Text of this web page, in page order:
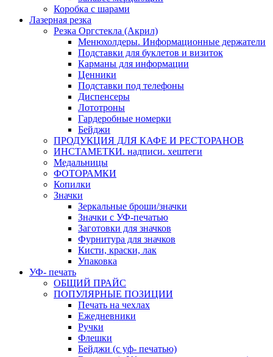
Коробка с шарами
Лазерная резка
Резка Оргстекла (Акрил)
Менюхолдеры. Информационные держатели
Подставки для буклетов и визиток
Карманы для информации
Ценники
Подставки под телефоны
Диспенсеры
Лототроны
Гардеробные номерки
Бейджи
ПРОДУКЦИЯ ДЛЯ КАФЕ И РЕСТОРАНОВ
ИНСТАМЕТКИ. надписи. хештеги
Медальницы
ФОТОРАМКИ
Копилки
Значки
Зеркальные броши/значки
Значки с УФ-печатью
Заготовки для значков
Фурнитура для значков
Кисти, краски, лак
Упаковка
УФ- печать
ОБЩИЙ ПРАЙС
ПОПУЛЯРНЫЕ ПОЗИЦИИ
Печать на чехлах
Ежедневники
Ручки
Флешки
Бейджи (с уф- печатью)